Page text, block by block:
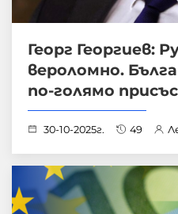
Георг Георгиев:
вероломно.
по-голямо
30-10-2025г. 49